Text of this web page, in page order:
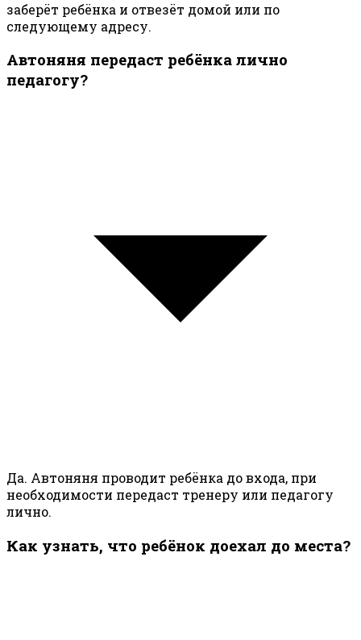
заберёт ребёнка и отвезёт домой или по
следующему адресу.
Автоняня передаст ребёнка лично
педагогу?
Да. Автоняня проводит ребёнка до входа, при
необходимости передаст тренеру или педагогу
лично.
Как узнать, что ребёнок доехал до места?